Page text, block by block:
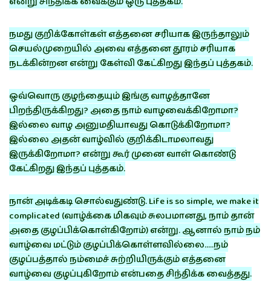
நமது குறிக்கோள்கள் எத்தனை சரியாக இருந்தாலும்
செயல்முறையில் அவை எத்தனை தூரம் சரியாக
நடக்கின்றன என்று கேள்வி கேட்கிறது இந்தப் புத்தகம்.
ஒவ்வொரு குழந்தையும் இங்கு வாழத்தானே
பிறந்திருக்கிறது? அதை நாம் வாழவைக்கிறோமா?
இல்லை வாழ அனுமதியாவது கொடுக்கிறோமா?
இல்லை அதன் வாழ்வில் குறிக்கிடாமலாவது
இருக்கிறோமா? என்று கூர் முனை வாள் கொண்டு
கேட்கிறது இந்தப் புத்தகம்.
நான் அடிக்கடி சொல்வதுண்டு. Life is so simple, we make it
complicated (வாழ்க்கை மிகவும் சுலபமானது, நாம் தான்
அதை குழப்பிக்கொள்கிறோம்) என்று. ஆனால் நாம் நம்
வாழ்வை மட்டும் குழப்பிக்கொள்ளவில்லை…..நம்
குழப்பத்தால் நம்மைச் சுற்றியிருக்கும் எத்தனை
வாழ்வை குழப்புகிறோம் என்பதை சிந்திக்க வைத்தது.